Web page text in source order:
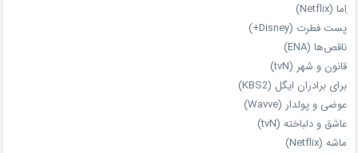
اِما (Netflix)
پست فطرت (Disney+)
ناقص‌ها (ENA)
قانون و شهر (tvN)
برای برادران ایگل (KBS2)
عوضی و پولدار (Wavve)
عاشق و دلباخته (tvN)
ماشه (Netflix)